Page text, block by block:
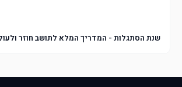
שנת הסתגלות - המדריך המלא לתושב חוזר